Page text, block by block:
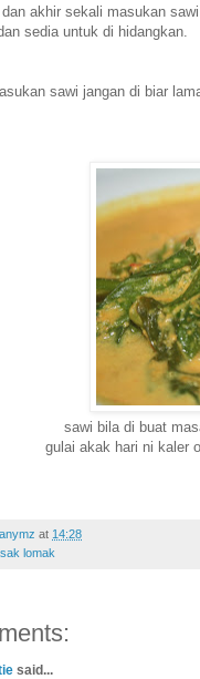
akhir sekali masukan
sedia untuk di hidangkan.
sawi jangan di biar
sawi bila di buat
gulai akak hari ni kaler
anymz at 14:28
lomak
said...